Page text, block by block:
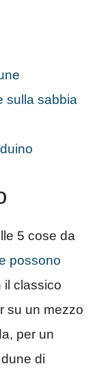
sulla sabbia
5 cose da
possono
il classico
su un mezzo
per un
di